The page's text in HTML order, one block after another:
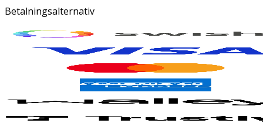
Betalningsalternativ